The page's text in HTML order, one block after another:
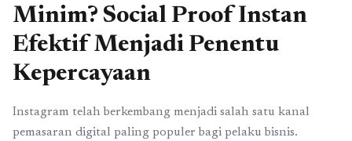
Minim? Social Proof Instan
Efektif Menjadi Penentu
Kepercayaan
Instagram telah berkembang menjadi salah satu kanal
pemasaran digital paling populer bagi pelaku bisnis.